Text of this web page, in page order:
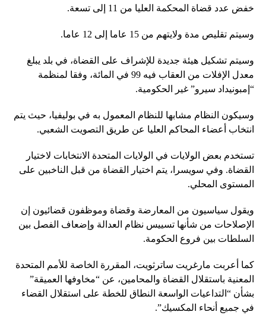
خفض عدد قضاة المحكمة العليا من 11 إلى تسعة.
وسيتم تقليص مدة ولايتهم من 15 عاما إلى 12 عاما.
وسيتم تشكيل هيئة جديدة للإشراف على القضاة، في بلد يبلغ
معدل الإفلات من العقاب فيه 99 في المائة، وفقا لمنظمة
“إمبونيداد سيرو” غير الحكومية.
وسيكون النظام مشابها للنظام المعمول به في بوليفيا، حيث يتم
انتخاب أعضاء المحاكم العليا عن طريق التصويت الشعبي.
تستخدم بعض الولايات في الولايات المتحدة الانتخابات لاختيار
القضاة. وفي سويسرا، يتم اختيار القضاة من قبل الناخبين على
المستوى المحلي.
ويقول سياسيون من المعارضة وقضاة وموظفون قضائيون إن
الإصلاحات من شأنها تسييس نظام العدالة وإضعاف الفصل بين
السلطات بين فروع الحكومة.
كما أعربت مارغريت ساترثويت، المقررة الخاصة للأمم المتحدة
المعنية باستقلال القضاة والمحامين، عن “مخاوفها العميقة”
بشأن “التداعيات الواسعة النطاق للخطة على استقلال القضاء
في جميع أنحاء المكسيك”.